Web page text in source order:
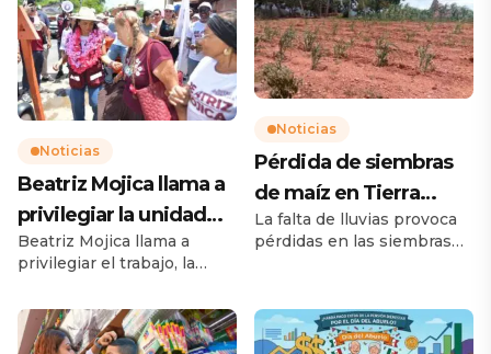
Noticias
Beatriz Mojica llama a
privilegiar la unidad
para Guerrero
Beatriz Mojica llama a
privilegiar el trabajo, la
Acapulco, Gro., 4 de agosto
de 2026.- Desde Pie de la
Noticias
Pérdida de siembras
de maíz en Tierra
Caliente preocupan a
productores
La falta de lluvias provoca
pérdidas en las siembras
momentos de
incertidumbre La sequía